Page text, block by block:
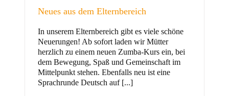
Kinder
Neues aus dem Elternbereich
In unserem Elternbereich gibt es viele schöne
Neuerungen! Ab sofort laden wir Mütter
herzlich zu einem neuen Zumba-Kurs ein, bei
dem Bewegung, Spaß und Gemeinschaft im
Mittelpunkt stehen. Ebenfalls neu ist eine
Sprachrunde Deutsch auf [...]